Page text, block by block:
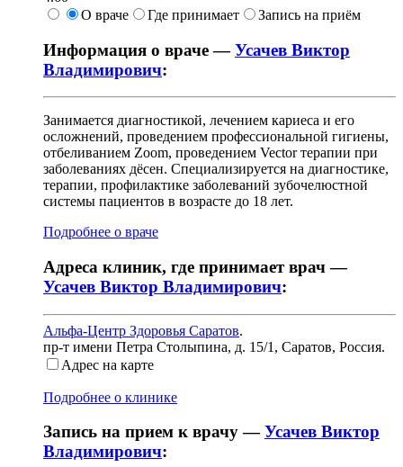
О враче
Где принимает Запись на приём
Информация о враче —Усачев Виктор
Владимирович:
Занимается диагностикой, лечением кариеса и его
осложнений, проведением профессиональной гигиены,
отбеливанием Zoom, проведением Vector терапии при
заболеваниях дёсен. Специализируется на диагностике,
терапии, профилактике заболеваний зубочелюстной
системы пациентов в возрасте до 18 лет.
Подробнее о враче
Адреса клиник, где принимает врач —
Усачев Виктор Владимирович:
Альфа-Центр Здоровья Саратов.
пр-т имени Петра Столыпина, д. 15/1 , Саратов, Россия.
Адрес на карте
Подробнее о клинике
Запись на прием к врачу —Усачев Виктор
Владимирович: